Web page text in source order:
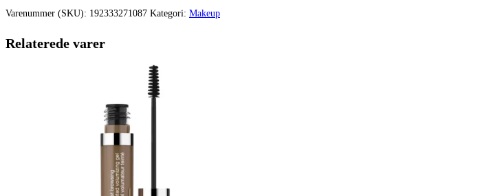
var:
er:
Varenummer (SKU): 192333271087 Kategori: Makeup
Relaterede varer